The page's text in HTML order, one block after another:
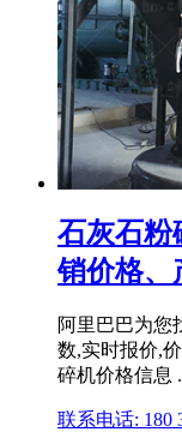
石灰石粉
销价格、
阿里巴巴为您
数,实时报价,
碎机价格信息
联系电话: 180